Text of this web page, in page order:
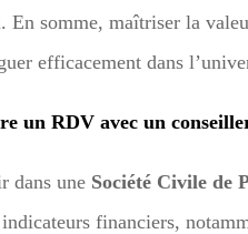
En somme, maîtriser la
efficacement dans
un RDV avec un
dans une Société Civile de
financiers,